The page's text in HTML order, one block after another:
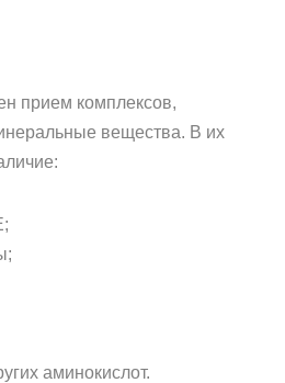
прием комплексов,
вещества. В их
аминокислот.